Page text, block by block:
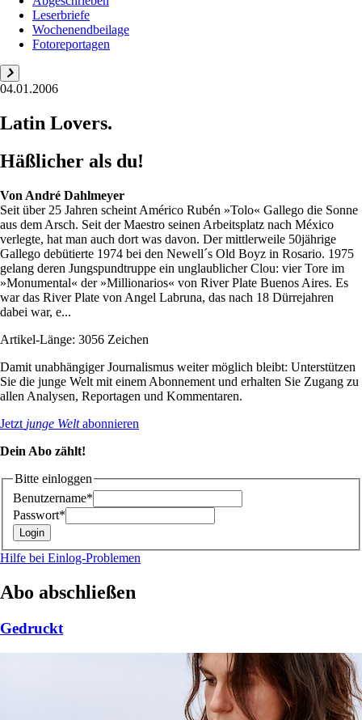
Leserbriefe
Wochenendbeilage
Fotoreportagen
04.01.2006
Latin Lovers.
Häßlicher als du!
Von André Dahlmeyer
Seit über 25 Jahren scheint Américo Rubén »Tolo« Gallego die Sonne
aus dem Arsch. Seit der Maestro seinen Arbeitsplatz nach México
verlegte, hat man auch dort was davon. Der mittlerweile 50jährige
Gallego debütierte 1974 bei den Newell´s Old Boyz in Rosario. 1975
gelang deren Jungspundtruppe ein unglaublicher Clou: vier Tore im
»Monumental« der »Millionarios« von River Plate Buenos Aires. Es
war das River Plate von Angel Labruna, das nach 18 Dürrejahren
dabei war, e...
Artikel-Länge: 3056 Zeichen
Damit unabhängiger Journalismus weiter möglich bleibt: Unterstützen
Sie die junge Welt mit einem Abonnement und erhalten Sie Zugang zu
allen Analysen, Reportagen und Kommentaren.
Jetzt junge Weltabonnieren
Dein Abo zählt!
Bitte einloggen
Benutzername*
Passwort*
Hilfe bei Einlog-Problemen
Abo abschließen
Gedruckt